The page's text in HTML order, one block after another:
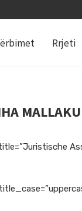
Rrjeti
MALLAKU